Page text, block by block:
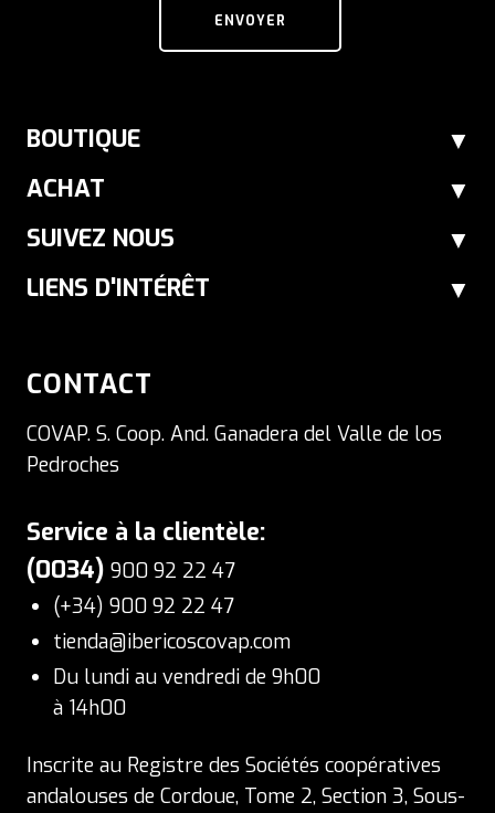
ENVOYER
BOUTIQUE
ACHAT
SUIVEZ NOUS
LIENS D'INTÉRÊT
CONTACT
COVAP. S. Coop. And. Ganadera del Valle de los
Pedroches
Service à la clientèle:
(0034) 900 92 22 47
(+34) 900 92 22 47
tienda@ibericoscovap.com
Du lundi au vendredi de 9h00
à 14h00
Inscrite au Registre des Sociétés coopératives
andalouses de Cordoue, Tome 2, Section 3, Sous-